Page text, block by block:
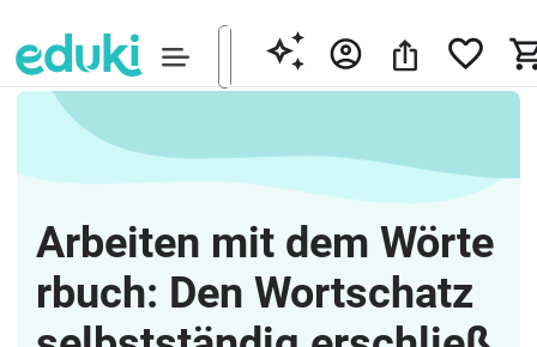
Arbeiten mit dem Wörte
rbuch: Den Wortschatz